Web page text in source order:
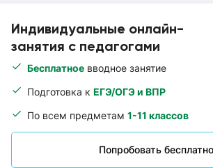
Индивидуальные онлайн-
занятия с педагогами
Бесплатное вводное занятие
Подготовка к ЕГЭ/ОГЭ и ВПР
По всем предметам 1-11 классов
Попробовать бесплатно